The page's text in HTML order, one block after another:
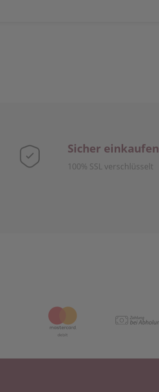
Sicher einkaufen
100% SSL verschlüsselt